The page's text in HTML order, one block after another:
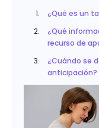
¿Qué es un
¿Qué
recurso de
¿Cuándo se
anticipación?